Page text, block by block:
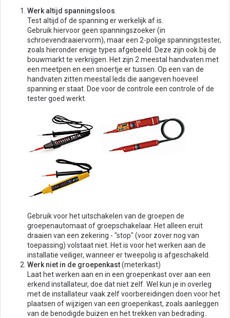
Werk altijd spanningsloos
Test altijd of de spanning er werkelijk af is.
Gebruik hiervoor geen spanningszoeker (in
schroevendraaiervorm), maar een 2-polige spanningstester,
zoals hieronder enige types afgebeeld. Deze zijn ook bij de
bouwmarkt te verkrijgen. Het zijn 2 meestal handvaten met
een meetpen en een snoertje er tussen. Op een van de
handvaten zitten meestal leds die aangeven hoeveel
spanning er staat. Doe voor de controle een controle of de
tester goed werkt.
Gebruik voor het uitschakelen van de groepen de
groepenautomaat of groepschakelaar. Het alleen eruit
draaien van een zekering - "stop" (voor zover nog van
toepassing) volstaat niet. Het is voor het werken aan de
installatie veiliger, wanneer er tweepolig is afgeschakeld.
Werk niet in de groepenkast(meterkast)
Laat het werken aan en in een groepenkast over aan een
erkend installateur, doe dat niet zelf. Wel kun je in overleg
met de installateur vaak zelf voorbereidingen doen voor het
plaatsen of wijzigen van een groepenkast, zoals aanleggen
van de benodigde buizen en het trekken van bedrading..